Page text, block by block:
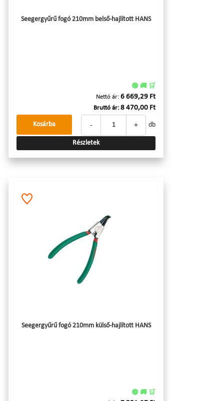
Seegergyűrű fogó 210mm belső-hajlított HANS
🟢 🚚 🛒
Nettó ár: 6 669,29 Ft
Bruttó ár: 8 470,00 Ft
- + db
Kosárba
Részletek
Seegergyűrű fogó 210mm külső-hajlított HANS
🟢 🚚 🛒